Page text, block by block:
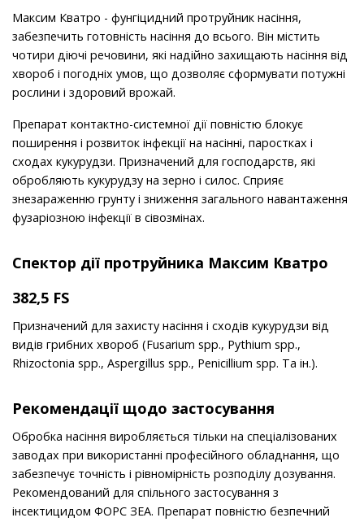
Максим Кватро - фунгіцидний протруйник насіння,
забезпечить готовність насіння до всього. Він містить
чотири діючі речовини, які надійно захищають насіння від
хвороб і погодніх умов, що дозволяє сформувати потужні
рослини і здоровий врожай.
Препарат контактно-системної дії повністю блокує
поширення і розвиток інфекції на насінні, паростках і
сходах кукурудзи. Призначений для господарств, які
обробляють кукурудзу на зерно і силос. Сприяє
знезараженню грунту і зниження загального навантаження
фузаріозною інфекції в сівозмінах.
Спектор дії протруйника Максим Кватро
382,5 FS
Призначений для захисту насіння і сходів кукурудзи від
видів грибних хвороб (Fusarium spp., Pythium spp.,
Rhizoctonia spp., Aspergillus spp., Penicillium spp. Та ін.).
Рекомендації щодо застосування
Обробка насіння виробляється тільки на спеціалізованих
заводах при використанні професійного обладнання, що
забезпечує точність і рівномірність розподілу дозування.
Рекомендований для спільного застосування з
інсектицидом ФОРС ЗЕА. Препарат повністю безпечний